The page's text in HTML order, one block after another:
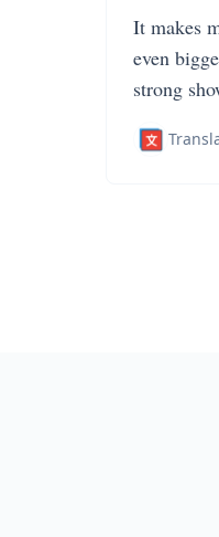
It makes
even
strong